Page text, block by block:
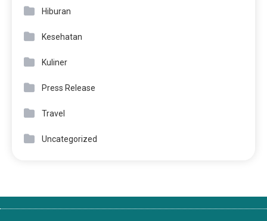
Hiburan
Kesehatan
Kuliner
Press Release
Travel
Uncategorized